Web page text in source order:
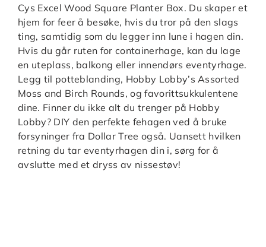
Cys Excel Wood Square Planter Box. Du skaper et
hjem for feer å besøke, hvis du tror på den slags
ting, samtidig som du legger inn lune i hagen din.
Hvis du går ruten for containerhage, kan du lage
en uteplass, balkong eller innendørs eventyrhage.
Legg til potteblanding, Hobby Lobby’s Assorted
Moss and Birch Rounds, og favorittsukkulentene
dine. Finner du ikke alt du trenger på Hobby
Lobby? DIY den perfekte fehagen ved å bruke
forsyninger fra Dollar Tree også. Uansett hvilken
retning du tar eventyrhagen din i, sørg for å
avslutte med et dryss av nissestøv!